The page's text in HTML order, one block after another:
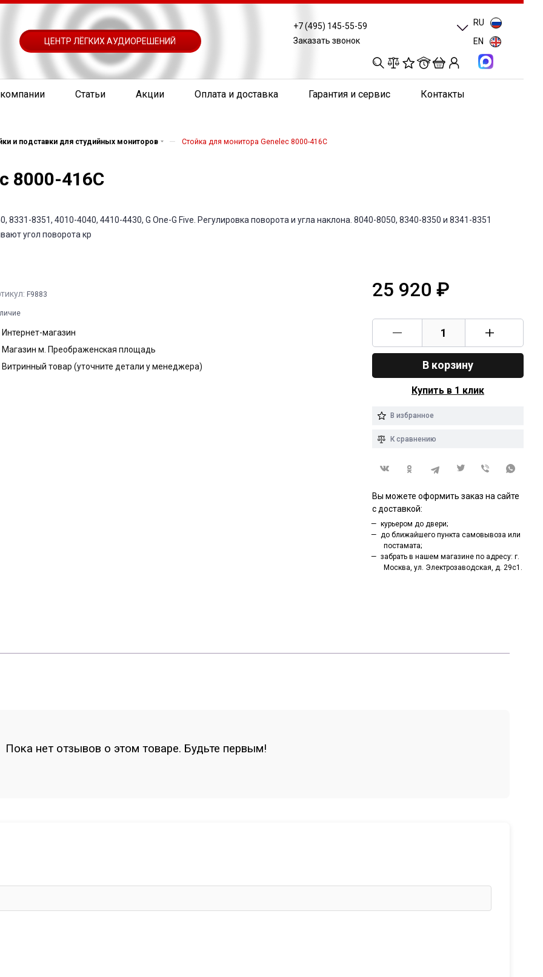
ЦЕНТР ЛЁГКИХ АУДИОРЕШЕНИЙ
+7 (495) 145-55-59
Заказать звонок
0
RU
EN
Статьи Акции Оплата и доставка Гарантия и сервис Контакты
и подставки для студийных мониторов — Стойка для монитора Genelec 8000-416C
8000-416C
8351, 4010-4040, 4410-4430, G One-G Five. Регулировка поворота и угла наклона. 8040-8050, 8340-8350 и 8341-8351
угол поворота кр
F9883
Интернет-магазин
Магазин м. Преображенская площадь
Витринный товар (уточните детали у менеджера)
25 920 ₽
В корзину
Купить в 1 клик
В избранное
К сравнению
Вы можете оформить заказ на сайте
с доставкой:
курьером до двери;
до ближайшего пункта самовывоза или
постамата;
забрать в нашем магазине по адресу: г.
Москва, ул. Электрозаводская, д. 29с1.
Пока нет отзывов о этом товаре. Будьте первым!